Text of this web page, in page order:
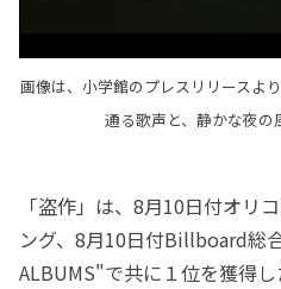
画像は、小学館のプレスリリースよ
通る歌声と、静かな夜の
「盗作」は、8月10日付オリ
ング、8月10日付Billboard総
ALBUMS"で共に１位を獲得し